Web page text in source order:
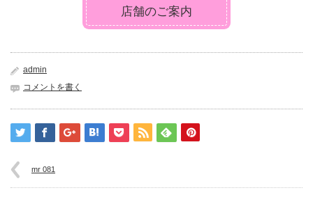
店舗のご案内
admin
コメントを書く
mr 081